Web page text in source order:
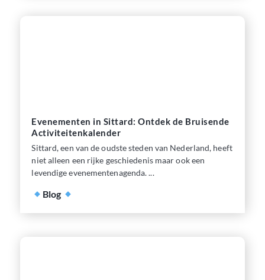
Evenementen in Sittard: Ontdek de Bruisende
Activiteitenkalender
Sittard, een van de oudste steden van Nederland, heeft
niet alleen een rijke geschiedenis maar ook een
levendige evenementenagenda. ...
Blog